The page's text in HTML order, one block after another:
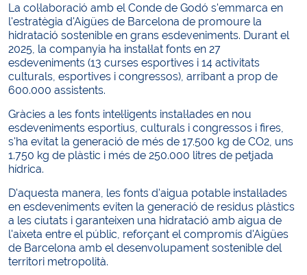
La col·laboració amb el Conde de Godó s'emmarca en
l'estratègia d'Aigües de Barcelona de promoure la
hidratació sostenible en grans esdeveniments. Durant el
2025, la companyia ha instal·lat fonts en 27
esdeveniments (13 curses esportives i 14 activitats
culturals, esportives i congressos), arribant a prop de
600.000 assistents.
Gràcies a les fonts intel·ligents instal·lades en nou
esdeveniments esportius, culturals i congressos i fires,
s'ha evitat la generació de més de 17.500 kg de CO2, uns
1.750 kg de plàstic i més de 250.000 litres de petjada
hídrica.
D'aquesta manera, les fonts d'aigua potable instal·lades
en esdeveniments eviten la generació de residus plàstics
a les ciutats i garanteixen una hidratació amb aigua de
l'aixeta entre el públic, reforçant el compromís d'Aigües
de Barcelona amb el desenvolupament sostenible del
territori metropolità.